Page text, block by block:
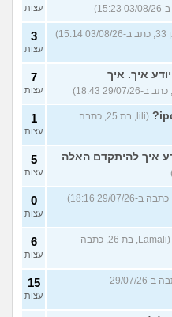
עצות
3
עצות
איך. איך
7
עצות
(lili, בת 25, כתבה
1
עצות
איך להיתקדם האלה 5
עצות
0
עצות
(Lamali, בת 26, כתבה
6
עצות
(אנונימית, בת 25, כתבה ב-29/07/26
15
עצות